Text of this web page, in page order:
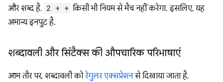
और शब्द है. 2 + + किसी भी नियम से मैच नहीं करेगा. इसलिए, यह
अमान्य इनपुट है.
शब्दावली और सिंटैक्स की औपचारिक परिभाषाएं
आम तौर पर, शब्दावली कोरेगुलर एक्सप्रेशनसे दिखाया जाता है.